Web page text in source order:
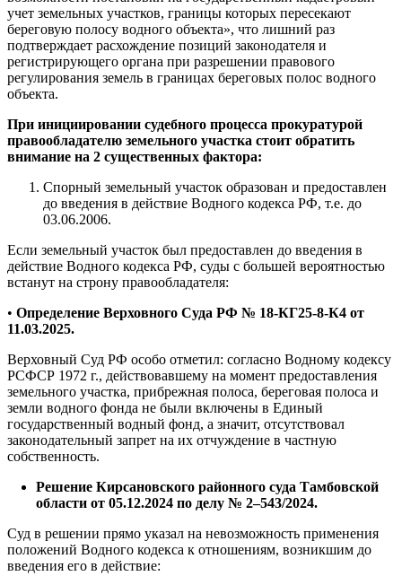
учет земельных участков, границы которых пересекают
береговую полосу водного объекта», что лишний раз
подтверждает расхождение позиций законодателя и
регистрирующего органа при разрешении правового
регулирования земель в границах береговых полос водного
объекта.
При инициировании судебного процесса прокуратурой
правообладателю земельного участка стоит обратить
внимание на 2 существенных фактора:
Спорный земельный участок образован и предоставлен
до введения в действие Водного кодекса РФ, т.е. до
03.06.2006.
Если земельный участок был предоставлен до введения в
действие Водного кодекса РФ, суды с большей вероятностью
встанут на строну правообладателя:
• Определение Верховного Суда РФ № 18-КГ25-8-К4 от
11.03.2025.
Верховный Суд РФ особо отметил: согласно Водному кодексу
РСФСР 1972 г., действовавшему на момент предоставления
земельного участка, прибрежная полоса, береговая полоса и
земли водного фонда не были включены в Единый
государственный водный фонд, а значит, отсутствовал
законодательный запрет на их отчуждение в частную
собственность.
Решение Кирсановского районного суда Тамбовской
области от 05.12.2024 по делу № 2–543/2024.
Суд в решении прямо указал на невозможность применения
положений Водного кодекса к отношениям, возникшим до
введения его в действие: